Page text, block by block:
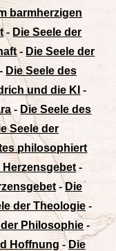
barmherzigen
- Die Seele der
-Die Seele der
Die Seele des
und die KI -
- Die Seele des
Seele der
philosophiert
-
-Die
der Theologie-
der Philosophie -
Hoffnung -Die